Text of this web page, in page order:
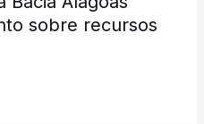
sobre recursos